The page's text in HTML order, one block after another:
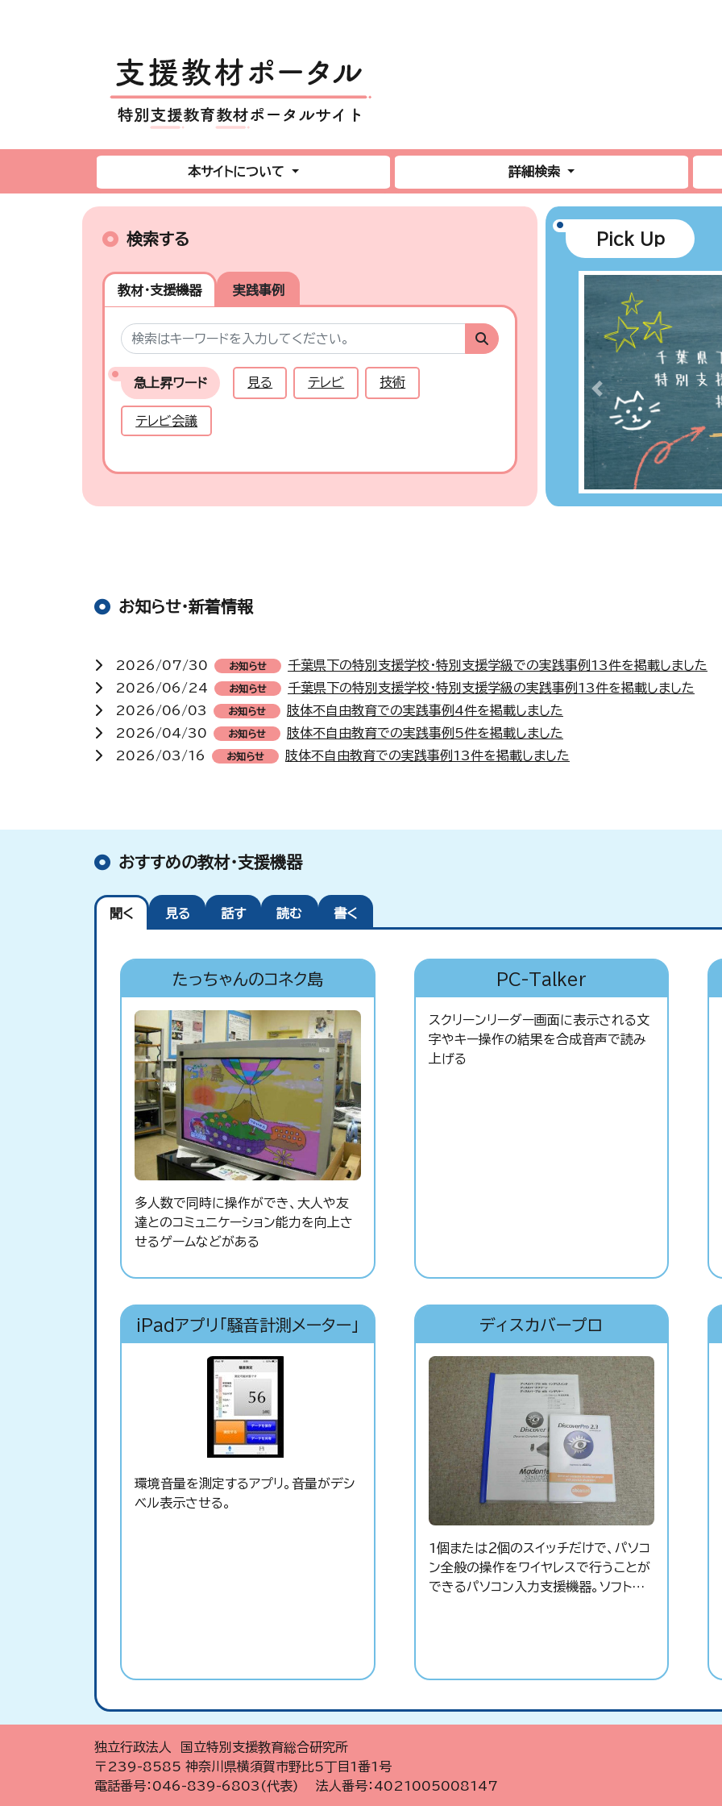
本サイトについて 詳細検索
検索する
教材・支援機器 実践事例
急上昇ワード 見る テレビ 技術
テレビ会議
Pick Up
Previous
お知らせ・新着情報
2026/07/30 お知らせ
千葉県下の特別支援学校・特別支援学級での実践事例13件を掲載しました
2026/06/24
お知らせ
千葉県下の特別支援学校・特別支援学級の実践事例13件を掲載しました
2026/06/03
お知らせ
肢体不自由教育での実践事例4件を掲載しました
2026/04/30
お知らせ
肢体不自由教育での実践事例5件を掲載しました
2026/03/16
お知らせ 肢体不自由教育での実践事例13件を掲載しました
おすすめの教材・支援機器
聞く 見る 話す 読む 書く
たっちゃんのコネク島
多人数で同時に操作ができ、大人や友
達とのコミュニケーション能力を向上さ
せるゲームなどがある
PC-Talker
スクリーンリーダー画面に表示される文
字やキー操作の結果を合成音声で読み
上げる
iPadアプリ「騒音計測メーター」
環境音量を測定するアプリ。音量がデシ
ベル表示させる。
ディスカバープロ
1個または２個のスイッチだけで、パソコ
ン全般の操作をワイヤレスで行うことが
できるパソコン入力支援機器。ソフトと
コンの操作を行うことができるようにな
独立行政法人 国立特別支援教育総合研究所
〒239-8585 神奈川県横須賀市野比5丁目1番1号
電話番号：046-839-6803(代表) 法人番号：4021005008147